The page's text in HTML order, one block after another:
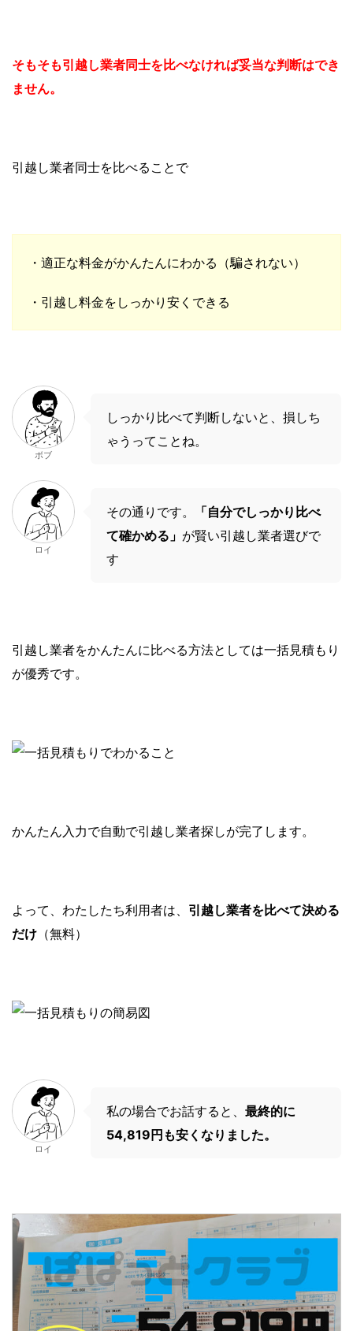
そもそも引越し業者同士を比べなければ妥当な判断はでき
ません。
引越し業者同士を比べることで
・適正な料金がかんたんにわかる（騙されない）
・引越し料金をしっかり安くできる
ボブ
しっかり比べて判断しないと、損しち
ゃうってことね。
ロイ
その通りです。
「自分でしっかり比べ
て確かめる」 が賢い引越し業者選びで
す
引越し業者をかんたんに比べる方法としては一括見積もり
が優秀です。
かんたん入力で自動で引越し業者探しが完了します。
よって、わたしたち利用者は、 引越し業者を比べて決める
だけ （無料）
ロイ
私の場合でお話すると、 最終的に
54,819円も安くなりました。